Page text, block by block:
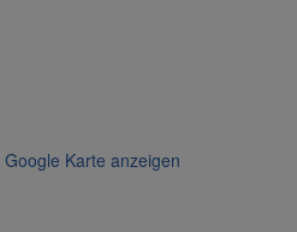
Google Karte anzeigen